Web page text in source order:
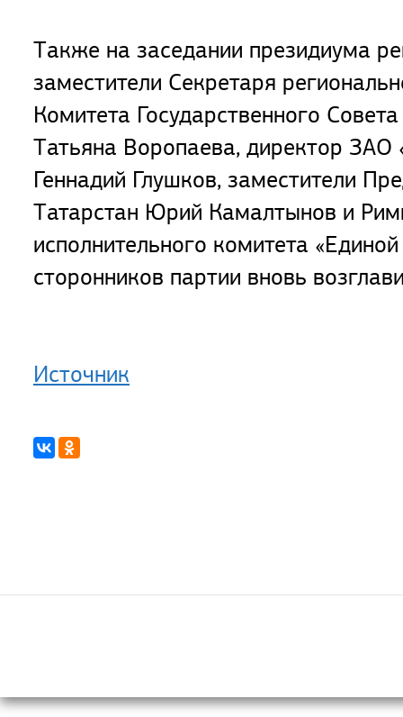
Также на заседании президиума
заместители Секретаря
Комитета Государственного
Татьяна Воропаева, директор ЗАО
Геннадий Глушков, заместители
Татарстан Юрий Камалтынов и
исполнительного комитета
сторонников партии вновь
Источник